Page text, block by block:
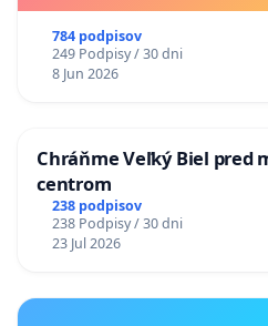
784 podpisov
249 Podpisy / 30 dni
8 Jun 2026
Chráňme Veľký Biel pred
centrom
238 podpisov
238 Podpisy / 30 dni
23 Jul 2026